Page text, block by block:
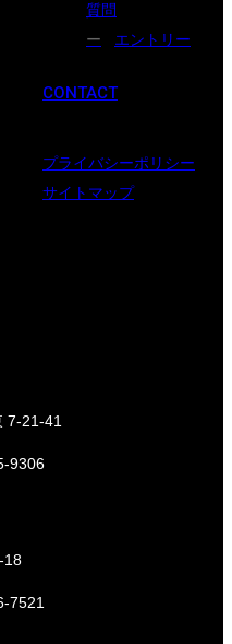
質問
エントリー
CONTACT
プライバシーポリシー
サイトマップ
7-21-41
9306
18
7521